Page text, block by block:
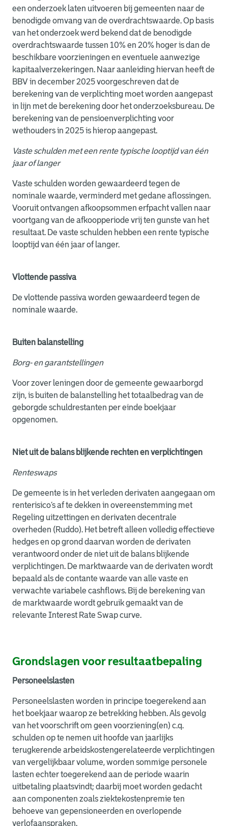
een onderzoek laten uitvoeren bij gemeenten naar de
benodigde omvang van de overdrachtswaarde. Op basis
van het onderzoek werd bekend dat de benodigde
overdrachtswaarde tussen 10% en 20% hoger is dan de
beschikbare voorzieningen en eventuele aanwezige
kapitaalverzekeringen. Naar aanleiding hiervan heeft de
BBV in december 2025 voorgeschreven dat de
berekening van de verplichting moet worden aangepast
in lijn met de berekening door het onderzoeksbureau. De
berekening van de pensioenverplichting voor
wethouders in 2025 is hierop aangepast.
Vaste schulden met een rente typische looptijd van één
jaar of langer
Vaste schulden worden gewaardeerd tegen de
nominale waarde, verminderd met gedane aflossingen.
Vooruit ontvangen afkoopsommen erfpacht vallen naar
voortgang van de afkoopperiode vrij ten gunste van het
resultaat. De vaste schulden hebben een rente typische
looptijd van één jaar of langer.
Vlottende passiva
De vlottende passiva worden gewaardeerd tegen de
nominale waarde.
Buiten balanstelling
Borg- en garantstellingen
Voor zover leningen door de gemeente gewaarborgd
zijn, is buiten de balanstelling het totaalbedrag van de
geborgde schuldrestanten per einde boekjaar
opgenomen.
Niet uit de balans blijkende rechten en verplichtingen
Renteswaps
De gemeente is in het verleden derivaten aangegaan om
renterisico’s af te dekken in overeenstemming met
Regeling uitzettingen en derivaten decentrale
overheden (Ruddo). Het betreft alleen volledig effectieve
hedges en op grond daarvan worden de derivaten
verantwoord onder de niet uit de balans blijkende
verplichtingen. De marktwaarde van de derivaten wordt
bepaald als de contante waarde van alle vaste en
verwachte variabele cashflows. Bij de berekening van
de marktwaarde wordt gebruik gemaakt van de
relevante Interest Rate Swap curve.
Grondslagen voor resultaatbepaling
Personeelslasten
Personeelslasten worden in principe toegerekend aan
het boekjaar waarop ze betrekking hebben. Als gevolg
van het voorschrift om geen voorziening(en) c.q.
schulden op te nemen uit hoofde van jaarlijks
terugkerende arbeidskostengerelateerde verplichtingen
van vergelijkbaar volume, worden sommige personele
lasten echter toegerekend aan de periode waarin
uitbetaling plaatsvindt; daarbij moet worden gedacht
aan componenten zoals ziektekostenpremie ten
behoeve van gepensioneerden en overlopende
verlofaanspraken.